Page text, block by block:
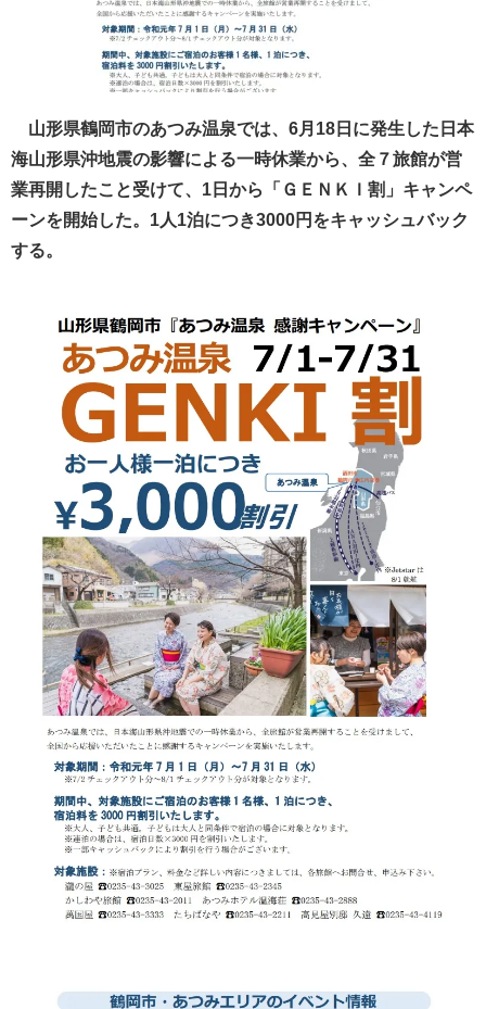
山形県鶴岡市のあつみ温泉では、6月18日に発生した日本
海山形県沖地震の影響による一時休業から、全７旅館が営
業再開したこと受けて、1日から「ＧＥＮＫＩ割」キャンペ
ーンを開始した。1人1泊につき3000円をキャッシュバック
する。